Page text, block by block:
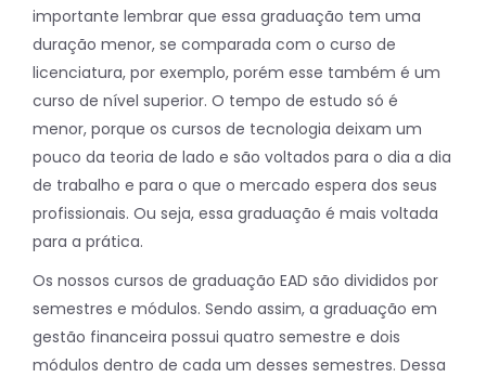
importante lembrar que essa graduação tem uma
duração menor, se comparada com o curso de
licenciatura, por exemplo, porém esse também é um
curso de nível superior. O tempo de estudo só é
menor, porque os cursos de tecnologia deixam um
pouco da teoria de lado e são voltados para o dia a dia
de trabalho e para o que o mercado espera dos seus
profissionais. Ou seja, essa graduação é mais voltada
para a prática.
Os nossos cursos de graduação EAD são divididos por
semestres e módulos. Sendo assim, a graduação em
gestão financeira possui quatro semestre e dois
módulos dentro de cada um desses semestres. Dessa